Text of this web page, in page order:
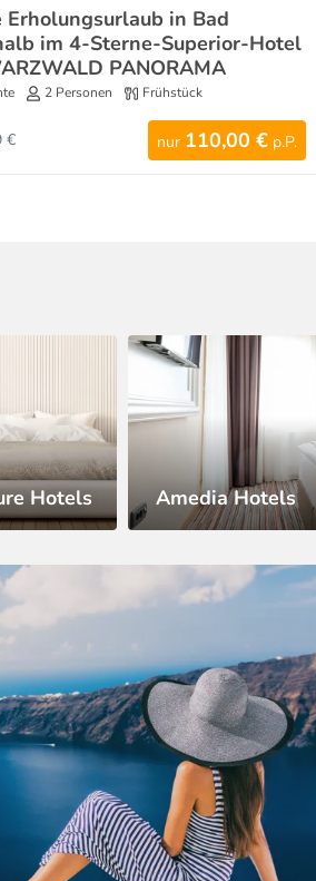
Erholungsurlaub in Bad
im 4-Sterne-Superior-Hotel
PANORAMA
2 Personen Frühstück
nur 110,00 € p.P.
€
Hotels Amedia Hotels